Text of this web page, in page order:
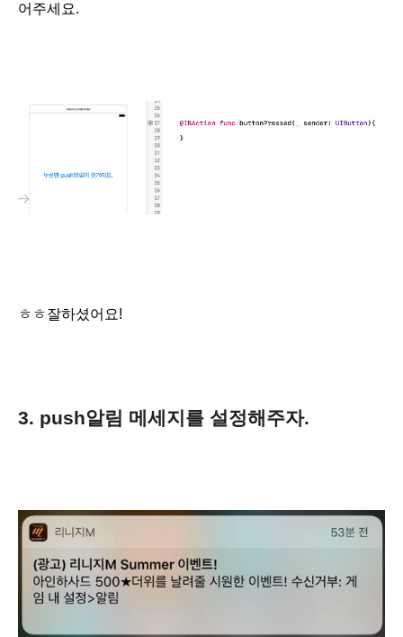
어주세요.
ㅎㅎ잘하셨어요!
3. push알림 메세지를 설정해주자.